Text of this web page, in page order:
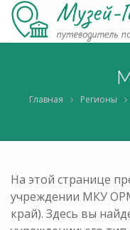
Главная Регионы
На этой странице
учреждении МКУ
край). Здесь вы